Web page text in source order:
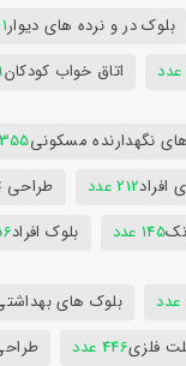
بلوک در و نرده های دیوار
اتاق خواب کودکان
نگهدارنده مسکونی355 عدد
افراد212 عدد طراحی
145 عدد بلوک افراد
بلوک های
فلزی446 عدد